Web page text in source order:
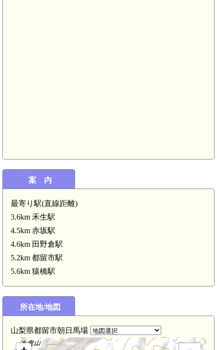
案 内
最寄り駅(直線距離)
3.6km 禾生駅
4.5km 赤坂駅
4.6km 田野倉駅
5.2km 都留市駅
5.6km 猿橋駅
所在地/地図
山梨県都留市朝日馬場
甲斐 駒橋御前山砦(4.5km)